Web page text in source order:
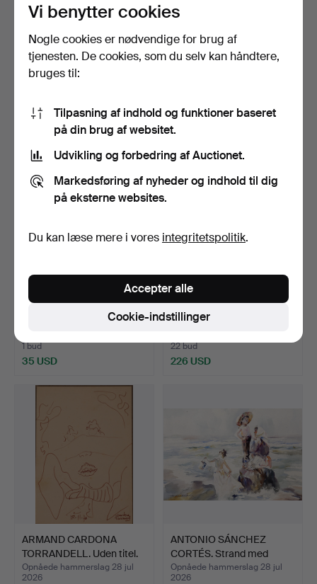
JOAN MARTÍ ARAGONÉS.
En ung kvinde med hat.
Opnåede hammerslag 30 jul
139 USD
JORDI DANÉS
LLONGARRIU.
35 USD
JOAN COMELLAS. Uden
titel (tre værker).
Opnåede hammerslag 28 jul
1 bud
35 USD
ARMAND CARDONA
TORRANDELL. Suite.
Opnåede hammerslag 28 jul
22 bud
226 USD
ARMAND CARDONA
TORRANDELL. Uden titel.
Opnåede hammerslag 28 jul
2026
ANTONIO SÁNCHEZ
CORTÉS. Strand med
figurer.
Opnåede hammerslag 28 jul
2026
Vi benytter cookies
Nogle cookies er nødvendige for brug af
tjenesten. De cookies, som du selv kan håndtere,
bruges til:
Tilpasning af indhold og funktioner baseret
på din brug af websitet.
Udvikling og forbedring af Auctionet.
Markedsføring af nyheder og indhold til dig
på eksterne websites.
Du kan læse mere i vores integritetspolitik.
Cookie-indstillinger
Accepter alle